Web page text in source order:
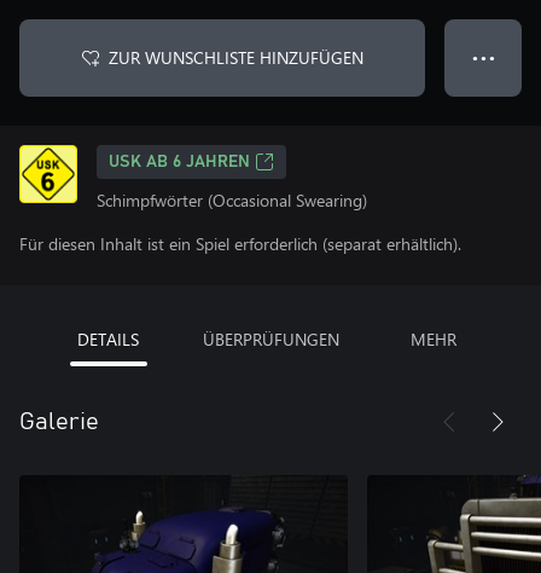
ZUR WUNSCHLISTE HINZUFÜGEN ● ● ●
USK AB 6 JAHREN
Schimpfwörter (Occasional Swearing)
Für diesen Inhalt ist ein Spiel erforderlich (separat erhältlich).
DETAILS ÜBERPRÜFUNGEN MEHR
Galerie